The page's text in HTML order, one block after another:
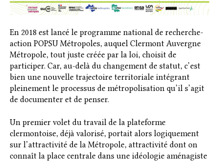
En 2018 est lancé le programme national de recherche-
action POPSU Métropoles, auquel Clermont Auvergne
Métropole, tout juste créée par la loi, choisit de
participer. Car, au-delà du changement de statut, c’est
bien une nouvelle trajectoire territoriale intégrant
pleinement le processus de métropolisation qu’il s’agit
de documenter et de penser.
Un premier volet du travail de la plateforme
clermontoise, déjà valorisé, portait alors logiquement
sur l’attractivité de la Métropole, attractivité dont on
connaît la place centrale dans une idéologie aménagiste